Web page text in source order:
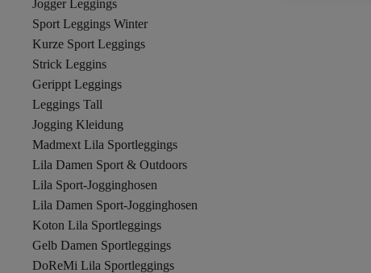
Jogger Leggings
Sport Leggings Winter
Kurze Sport Leggings
Strick Leggins
Gerippt Leggings
Leggings Tall
Jogging Kleidung
Madmext Lila Sportleggings
Lila Damen Sport & Outdoors
Lila Sport-Jogginghosen
Lila Damen Sport-Jogginghosen
Koton Lila Sportleggings
Gelb Damen Sportleggings
DoReMi Lila Sportleggings